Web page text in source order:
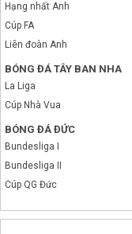
Hạng nhất Anh
Cúp FA
Liên đoàn Anh
BÓNG ĐÁ TÂY BAN NHA
La Liga
Cúp Nhà Vua
BÓNG ĐÁ ĐỨC
Bundesliga I
Bundesliga II
Cúp QG Đức